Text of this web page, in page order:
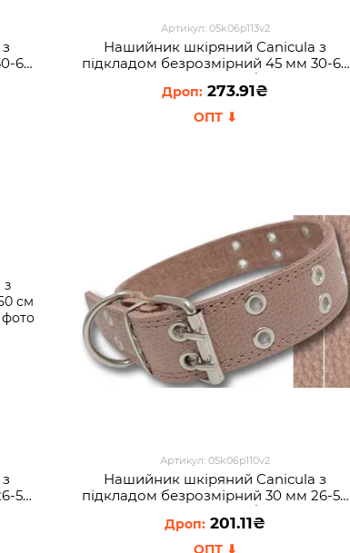
67
Артикул: 05k06p113v2
Нашийник шкіряний Canicula з
пiдкладом безрозмірний 45 мм 30-67
см Бежевий (2021/451051)
273.91₴
50
Артикул: 05k06p110v2
Нашийник шкіряний Canicula з
пiдкладом безрозмірний 30 мм 26-50
см Бежевий (2021/301051)
201.11₴